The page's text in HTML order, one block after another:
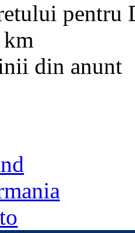
pentru
din anunt